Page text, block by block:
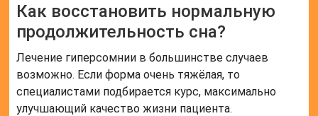
Как восстановить нормальную
продолжительность сна?
Лечение гиперсомнии в большинстве случаев
возможно. Если форма очень тяжёлая, то
специалистами подбирается курс, максимально
улучшающий качество жизни пациента.